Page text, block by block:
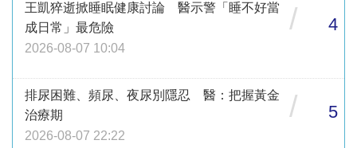
王凱猝逝掀睡眠健康討論 醫示警「睡不好當
成日常」最危險
2026-08-07 10:04
/ 4
排尿困難、頻尿、夜尿別隱忍 醫：把握黃金
治療期
2026-08-07 22:22
/ 5